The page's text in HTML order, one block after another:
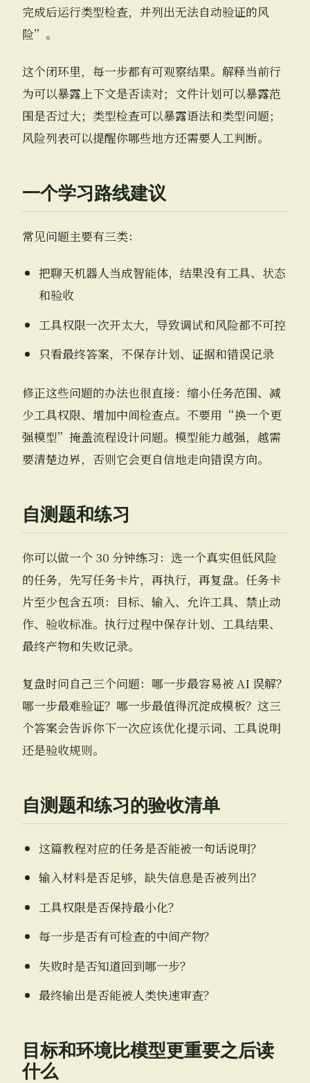
完成后运行类型检查，并列出无法自动验证的风
险”。
这个闭环里，每一步都有可观察结果。解释当前行
为可以暴露上下文是否读对；文件计划可以暴露范
围是否过大；类型检查可以暴露语法和类型问题；
风险列表可以提醒你哪些地方还需要人工判断。
一个学习路线建议
常见问题主要有三类：
把聊天机器人当成智能体，结果没有工具、状态
和验收
工具权限一次开太大，导致调试和风险都不可控
只看最终答案，不保存计划、证据和错误记录
修正这些问题的办法也很直接：缩小任务范围、减
少工具权限、增加中间检查点。不要用“换一个更
强模型”掩盖流程设计问题。模型能力越强，越需
要清楚边界，否则它会更自信地走向错误方向。
自测题和练习
你可以做一个 30 分钟练习：选一个真实但低风险
的任务，先写任务卡片，再执行，再复盘。任务卡
片至少包含五项：目标、输入、允许工具、禁止动
作、验收标准。执行过程中保存计划、工具结果、
最终产物和失败记录。
复盘时问自己三个问题：哪一步最容易被 AI 误解？
哪一步最难验证？哪一步最值得沉淀成模板？这三
个答案会告诉你下一次应该优化提示词、工具说明
还是验收规则。
自测题和练习的验收清单
这篇教程对应的任务是否能被一句话说明？
输入材料是否足够，缺失信息是否被列出？
工具权限是否保持最小化？
每一步是否有可检查的中间产物？
失败时是否知道回到哪一步？
最终输出是否能被人类快速审查？
目标和环境比模型更重要之后读
什么